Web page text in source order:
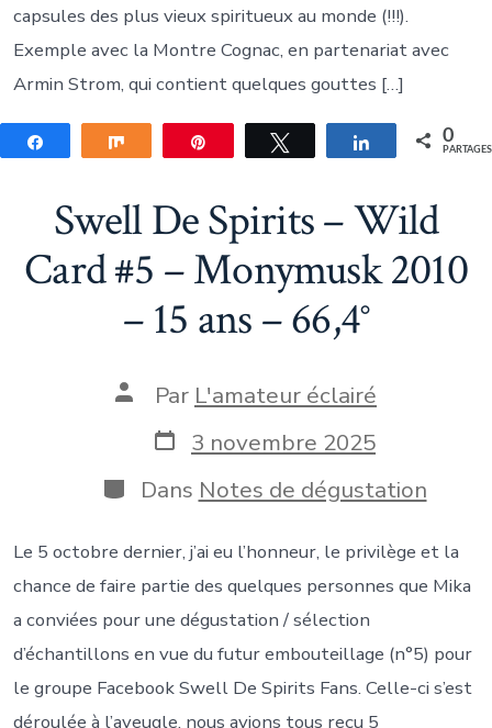
capsules des plus vieux spiritueux au monde (!!!).
Exemple avec la Montre Cognac, en partenariat avec
Armin Strom, qui contient quelques gouttes […]
Partagez Partagez Tweetez Partagez 0
PARTAGES
Swell De Spirits – Wild
Card #5 – Monymusk 2010
– 15 ans – 66,4°
Auteur
publication
Par L'amateur éclairé
Date
de
publication
3 novembre 2025
Catégories
Dans Notes de dégustation
Le 5 octobre dernier, j’ai eu l’honneur, le privilège et la
chance de faire partie des quelques personnes que Mika
a conviées pour une dégustation / sélection
d’échantillons en vue du futur embouteillage (n°5) pour
le groupe Facebook Swell De Spirits Fans. Celle-ci s’est
déroulée à l’aveugle, nous avions tous reçu 5